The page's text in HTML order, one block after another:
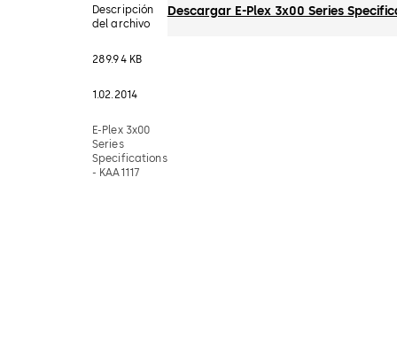
Descripción
del archivo
289.94 KB
1.02.2014
E-Plex 3x00
Series
Specifications
- KAA1117
Descargar E-Plex 3x00 Series